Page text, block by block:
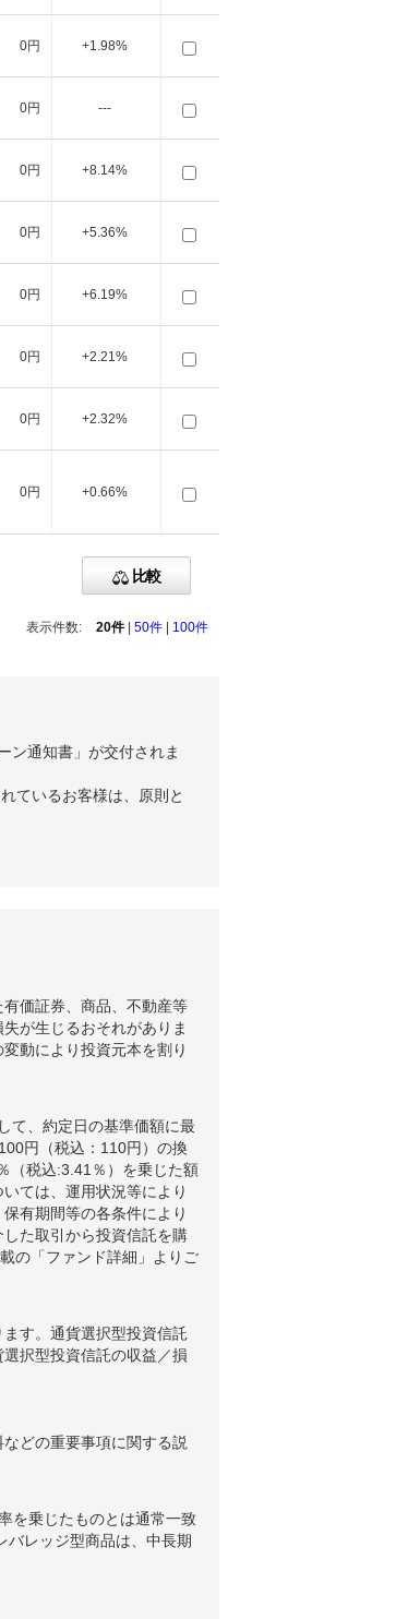
0円 +1.98%
0円 ---
0円 +8.14%
0円 +5.36%
0円 +6.19%
0円 +2.21%
0円 +2.32%
0円 +0.66%
比較
表示件数: 20件 50件 100件
ン通知書」が交付されま
ているお客様は、原則と
価証券、商品、不動産等
が生じるおそれがありま
動により投資元本を割り
て、約定日の基準価額に最
円（税込：110円）の換
（税込:3.41％）を乗じた額
ては、運用状況等により
有期間等の各条件により
た取引から投資信託を購
の「ファンド詳細」よりご
す。通貨選択型投資信託
択型投資信託の収益／損
どの重要事項に関する説
を乗じたものとは通常一致
バレッジ型商品は、中長期